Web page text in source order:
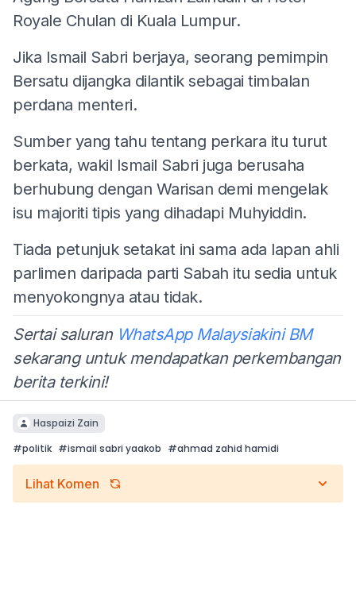
Royale Chulan di Kuala Lumpur.
Jika Ismail Sabri berjaya, seorang pemimpin
Bersatu dijangka dilantik sebagai timbalan
perdana menteri.
Sumber yang tahu tentang perkara itu turut
berkata, wakil Ismail Sabri juga berusaha
berhubung dengan Warisan demi mengelak
isu majoriti tipis yang dihadapi Muhyiddin.
Tiada petunjuk setakat ini sama ada lapan ahli
parlimen daripada parti Sabah itu sedia untuk
menyokongnya atau tidak.
Sertai saluran WhatsApp Malaysiakini BM
sekarang untuk mendapatkan perkembangan
berita terkini!
Haspaizi Zain
#politik #ismail sabri yaakob #ahmad zahid hamidi
Lihat Komen